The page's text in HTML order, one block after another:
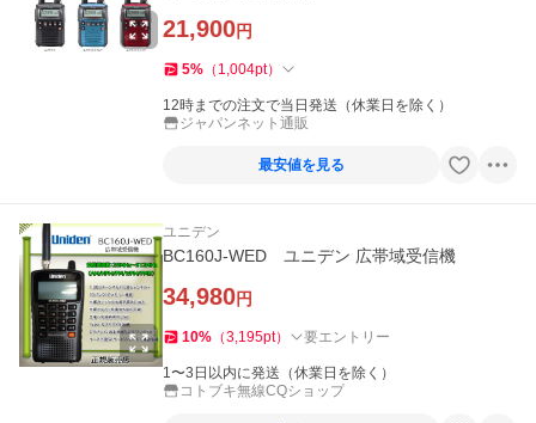
21,900円
5% （ 1,004pt）
12時までの注文で当日発送（休業日を除く）
ジャパンネット通販
最安値を見る
ユニデン
BC160J-WED ユニデン 広帯域受信機
34,980円
10% （3,195pt） 要エントリー
1〜3日以内に発送（休業日を除く）
コトブキ無線CQショップ